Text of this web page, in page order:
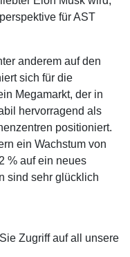
für AST
anderem auf den
sich für die
Megamarkt, der in
hervorragend als
positioniert.
ein Wachstum von
% auf ein neues
sind sehr glücklich
Zugriff auf all unsere